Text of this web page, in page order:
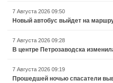
7 Августа 2026 09:50
Новый автобус выйдет на
7 Августа 2026 09:28
В центре Петрозаводска
7 Августа 2026 09:19
Прошедшей ночью спасатели